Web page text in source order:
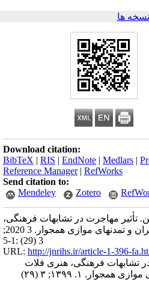
ها
Download citation:
BibTeX | RIS | EndNote | Medlars |
Reference Manager| RefWorks
Send citation to:
Mendeley
Zotero
تأثیر مهاجرت در تشابهات فرهنگی،
هنری فلات ایران و تمدنهای موازی همجوار. 3 2020;
3 (29) :1-5
URL: http://jnrihs.ir/article-1-396-
تشابهات فرهنگی، هنری فلات
ایران و تمدنهای موازی همجوار. ۱. ۱۳۹۹; ۳ (۲۹)